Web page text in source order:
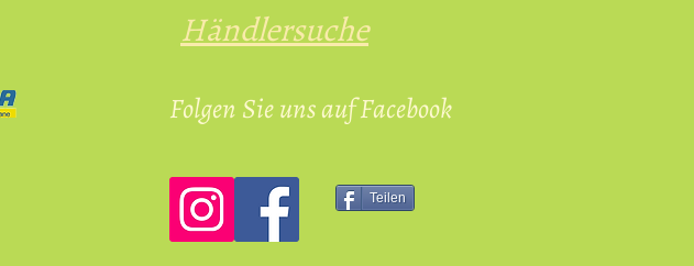
adelheid.walcher@gmail.com
Händlersuche
Folgen Sie uns auf Facebook
Teilen